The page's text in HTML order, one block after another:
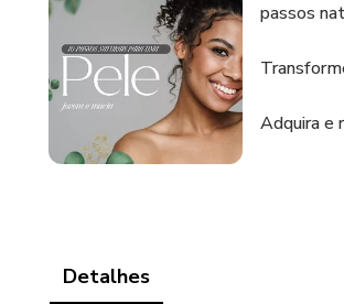
passos
Adquira e
Detalhes